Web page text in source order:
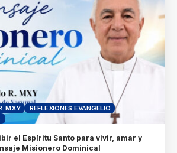
MXY
REFLEXIONES EVANGELIO
el Espíritu Santo para vivir, amar y
Misionero Dominical